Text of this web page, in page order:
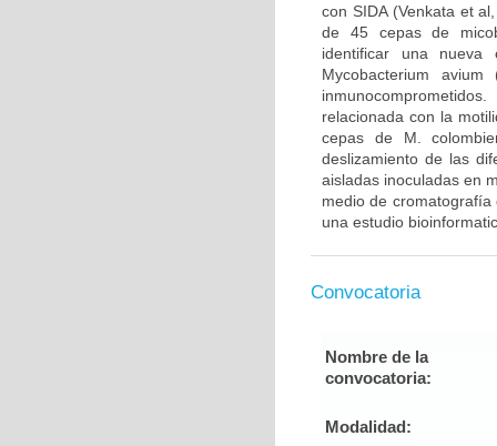
con SIDA (Venkata et
de 45 cepas de
identificar una nueva
Mycobacterium
relacionada con la
cepas de M.
deslizamiento de las
aisladas inoculadas en
medio de
una estudio
Convocatoria
Nombre de la
convocatoria:
Modalidad: